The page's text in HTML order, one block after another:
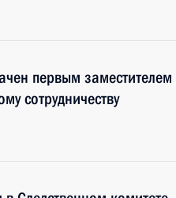
первым
сотрудничеству